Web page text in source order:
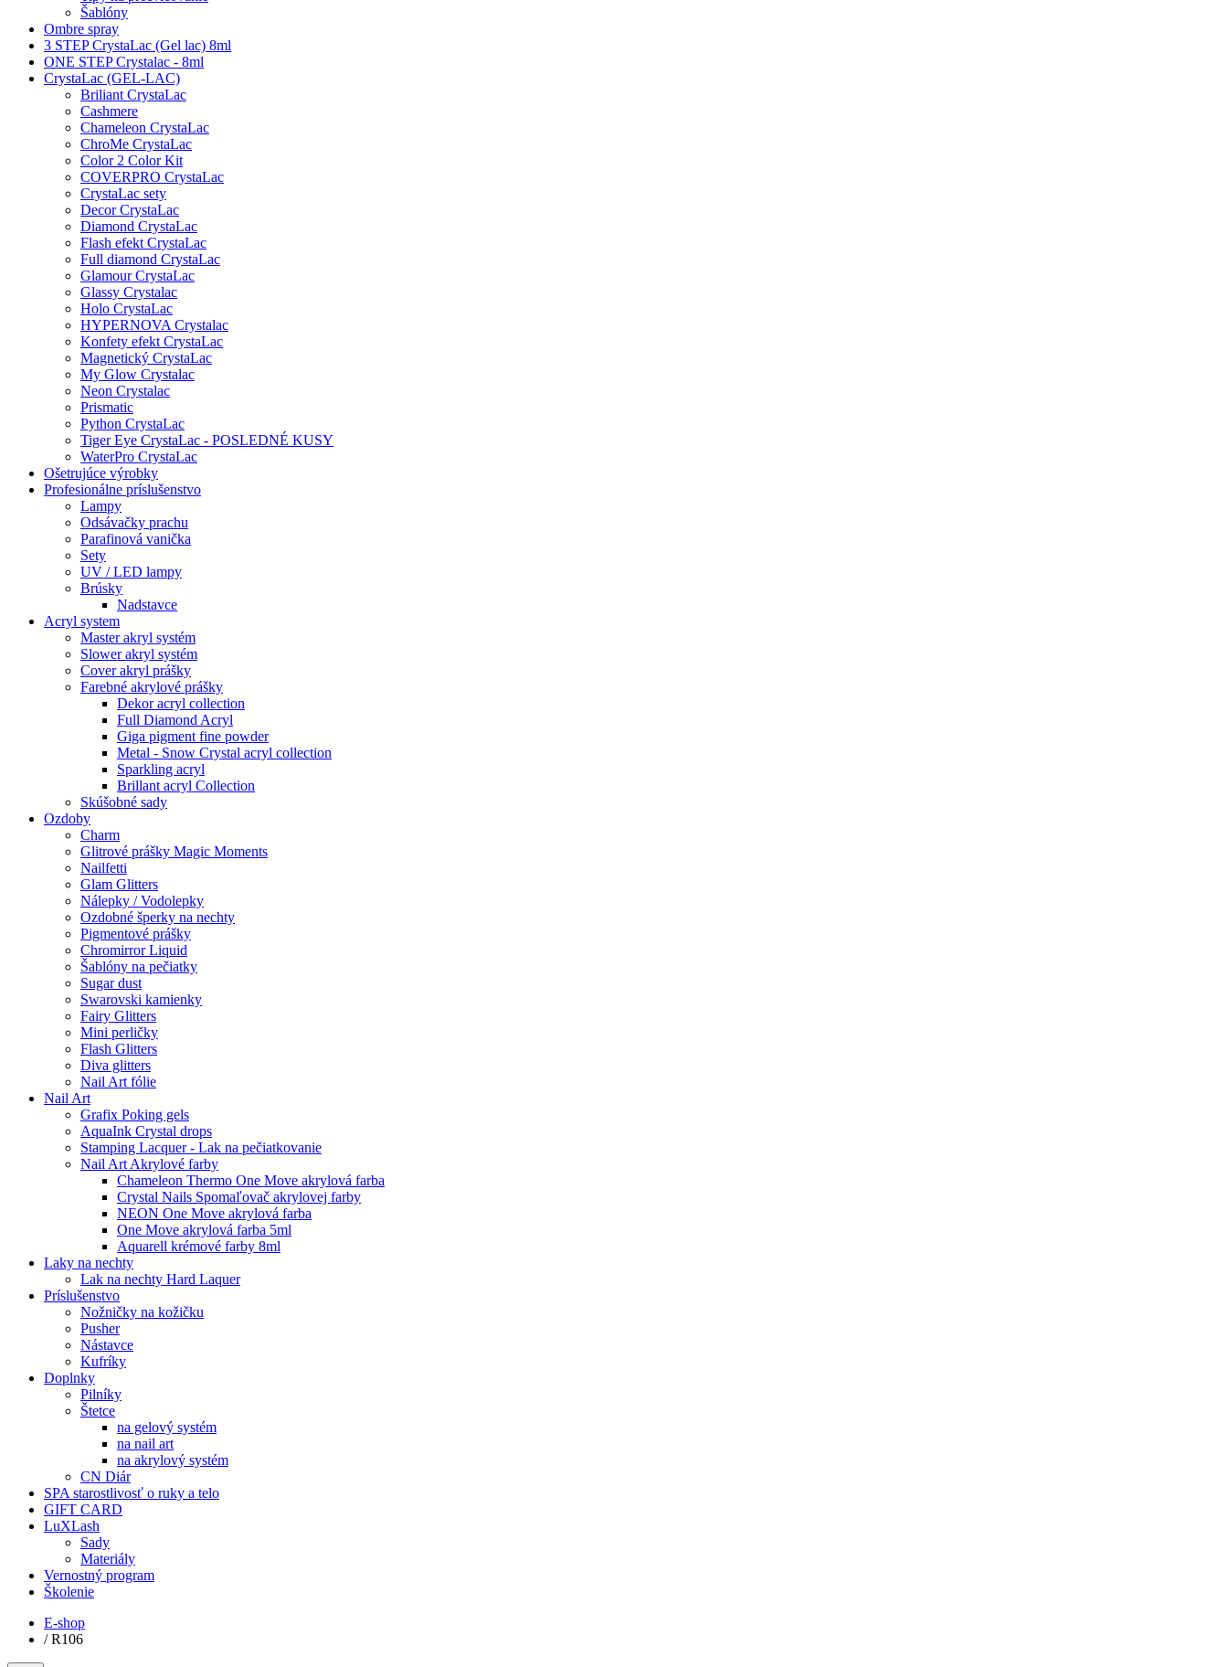
Šablóny
Ombre spray
3 STEP CrystaLac (Gel lac) 8ml
ONE STEP Crystalac - 8ml
CrystaLac (GEL-LAC)
Briliant CrystaLac
Cashmere
Chameleon CrystaLac
ChroMe CrystaLac
Color 2 Color Kit
COVERPRO CrystaLac
CrystaLac sety
Decor CrystaLac
Diamond CrystaLac
Flash efekt CrystaLac
Full diamond CrystaLac
Glamour CrystaLac
Glassy Crystalac
Holo CrystaLac
HYPERNOVA Crystalac
Konfety efekt CrystaLac
Magnetický CrystaLac
My Glow Crystalac
Neon Crystalac
Prismatic
Python CrystaLac
Tiger Eye CrystaLac - POSLEDNÉ KUSY
WaterPro CrystaLac
Ošetrujúce výrobky
Profesionálne príslušenstvo
Lampy
Odsávačky prachu
Parafinová vanička
Sety
UV / LED lampy
Brúsky
Nadstavce
Acryl system
Master akryl systém
Slower akryl systém
Cover akryl prášky
Farebné akrylové prášky
Dekor acryl collection
Full Diamond Acryl
Giga pigment fine powder
Metal - Snow Crystal acryl collection
Sparkling acryl
Brillant acryl Collection
Skúšobné sady
Ozdoby
Charm
Glitrové prášky Magic Moments
Nailfetti
Glam Glitters
Nálepky / Vodolepky
Ozdobné šperky na nechty
Pigmentové prášky
Chromirror Liquid
Šablóny na pečiatky
Sugar dust
Swarovski kamienky
Fairy Glitters
Mini perličky
Flash Glitters
Diva glitters
Nail Art fólie
Nail Art
Grafix Poking gels
AquaInk Crystal drops
Stamping Lacquer - Lak na pečiatkovanie
Nail Art Akrylové farby
Chameleon Thermo One Move akrylová farba
Crystal Nails Spomaľovač akrylovej farby
NEON One Move akrylová farba
One Move akrylová farba 5ml
Aquarell krémové farby 8ml
Laky na nechty
Lak na nechty Hard Laquer
Príslušenstvo
Nožničky na kožičku
Pusher
Nástavce
Kufríky
Doplnky
Pilníky
Štetce
na gelový systém
na nail art
na akrylový systém
CN Diár
SPA starostlivosť o ruky a telo
GIFT CARD
LuXLash
Sady
Materiály
Vernostný program
Školenie
E-shop
/ R106